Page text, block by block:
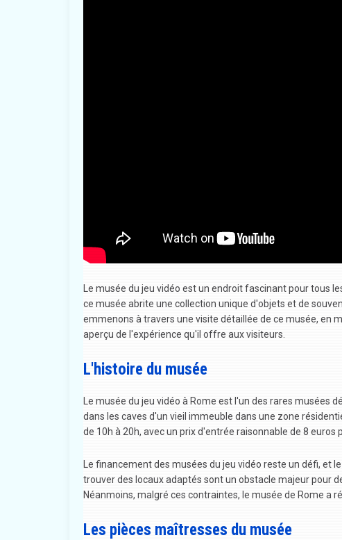
Le musée du jeu vidéo est un endroit fascinant pour tous
ce musée abrite une collection unique d'objets et de
emmenons à travers une visite détaillée de ce musée, en
aperçu de l'expérience qu'il offre aux visiteurs.
L'histoire du musée
Le musée du jeu vidéo à Rome est l'un des rares musées
dans les caves d'un vieil immeuble dans une zone
de 10h à 20h, avec un prix d'entrée raisonnable de 8 euros
Le financement des musées du jeu vidéo reste un défi, et
trouver des locaux adaptés sont un obstacle majeur pour
Néanmoins, malgré ces contraintes, le musée de Rome a
Les pièces maîtresses du musée